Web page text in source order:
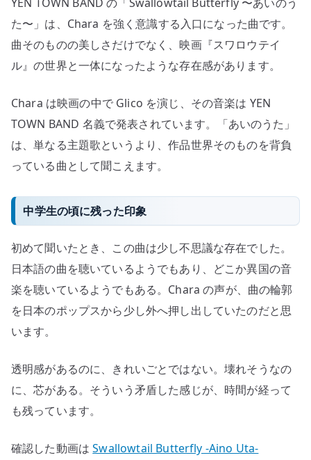
た〜」は、Chara を強く意識する入口になった曲です。
曲そのものの美しさだけでなく、映画『スワロウテイ
ル』の世界と一体になったような存在感があります。
Chara は映画の中で Glico を演じ、その音楽は YEN
TOWN BAND 名義で発表されています。「あいのうた」
は、単なる主題歌というより、作品世界そのものを背負
っている曲として聞こえます。
中学生の頃に残った印象
初めて聞いたとき、この曲は少し不思議な存在でした。
日本語の曲を聴いているようでもあり、どこか異国の音
楽を聴いているようでもある。Chara の声が、曲の輪郭
を日本のポップスから少し外へ押し出していたのだと思
います。
透明感があるのに、きれいごとではない。壊れそうなの
に、芯がある。そういう矛盾した感じが、時間が経って
も残っています。
確認した動画はSwallowtail Butterfly -Aino Uta-